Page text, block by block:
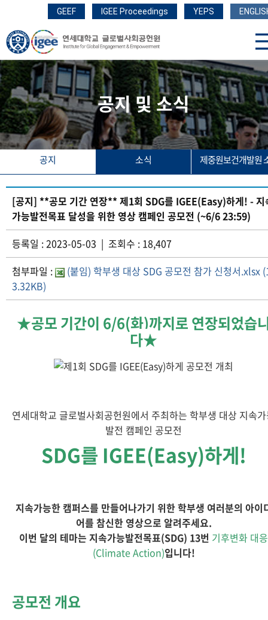
GEEF IGEE Proceedings YEPS
공지 및 소식
공지 소식 제중원보건개발원
[공지] **공모 기간 연장** 제1회 SDG를 IGEE(Easy)하게! - 지
가능발전목표 달성을 위한 영상 캠페인 공모전 (~6/6 23:59)
등록일 : 2023-05-03 | 조회수 : 18,407
첨부파일 :
(붙임) 학부생 대상 SDG 공모전 참가 신청서.xlsx
3.32KB)
★공모 기간이 6/6(화)까지로 연장되었습
다★
연세대학교 글로벌사회공헌원에서 주최하는 학부생 대상 지속
발전 캠페인 공모전
SDG를 IGEE(Easy)하게!
지속가능한 캠퍼스를 만들어나가기 위한 학부생 여러분의 아이
어를 참신한 영상으로 알려주세요.
이번 달의 테마는 지속가능발전목표(SDG) 13번 기후변화 대응
(Climate Action)입니다!
공모전 개요